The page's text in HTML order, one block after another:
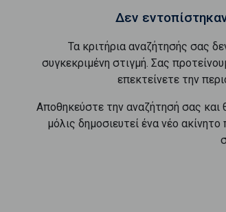
Δεν
Τα κριτήρια αναζήτησής σας
συγκεκριμένη στιγμή. Σας
επεκτείνετε την
Αποθηκεύστε την αναζήτησή σας
μόλις δημοσιευτεί ένα νέο